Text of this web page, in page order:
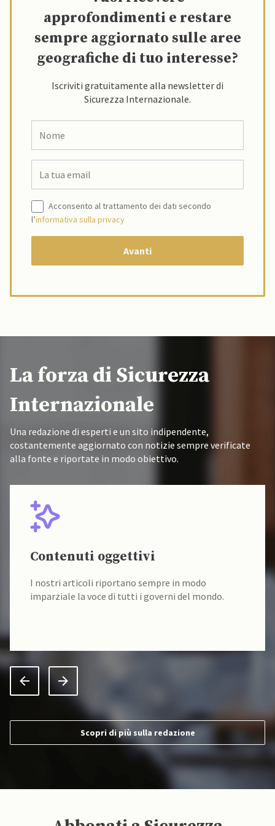
approfondimenti e restare
sempre aggiornato sulle aree
geografiche di tuo interesse?
Iscriviti gratuitamente alla newsletter di
Sicurezza Internazionale.
Acconsento al trattamento dei dati secondo
l’informativa sulla privacy
La forza di Sicurezza
Internazionale
Una redazione di esperti e un sito indipendente,
costantemente aggiornato con notizie sempre verificate
alla fonte e riportate in modo obiettivo.
Contenuti oggettivi
I nostri articoli riportano sempre in modo
imparziale la voce di tutti i governi del mondo.
Scopri di più sulla redazione